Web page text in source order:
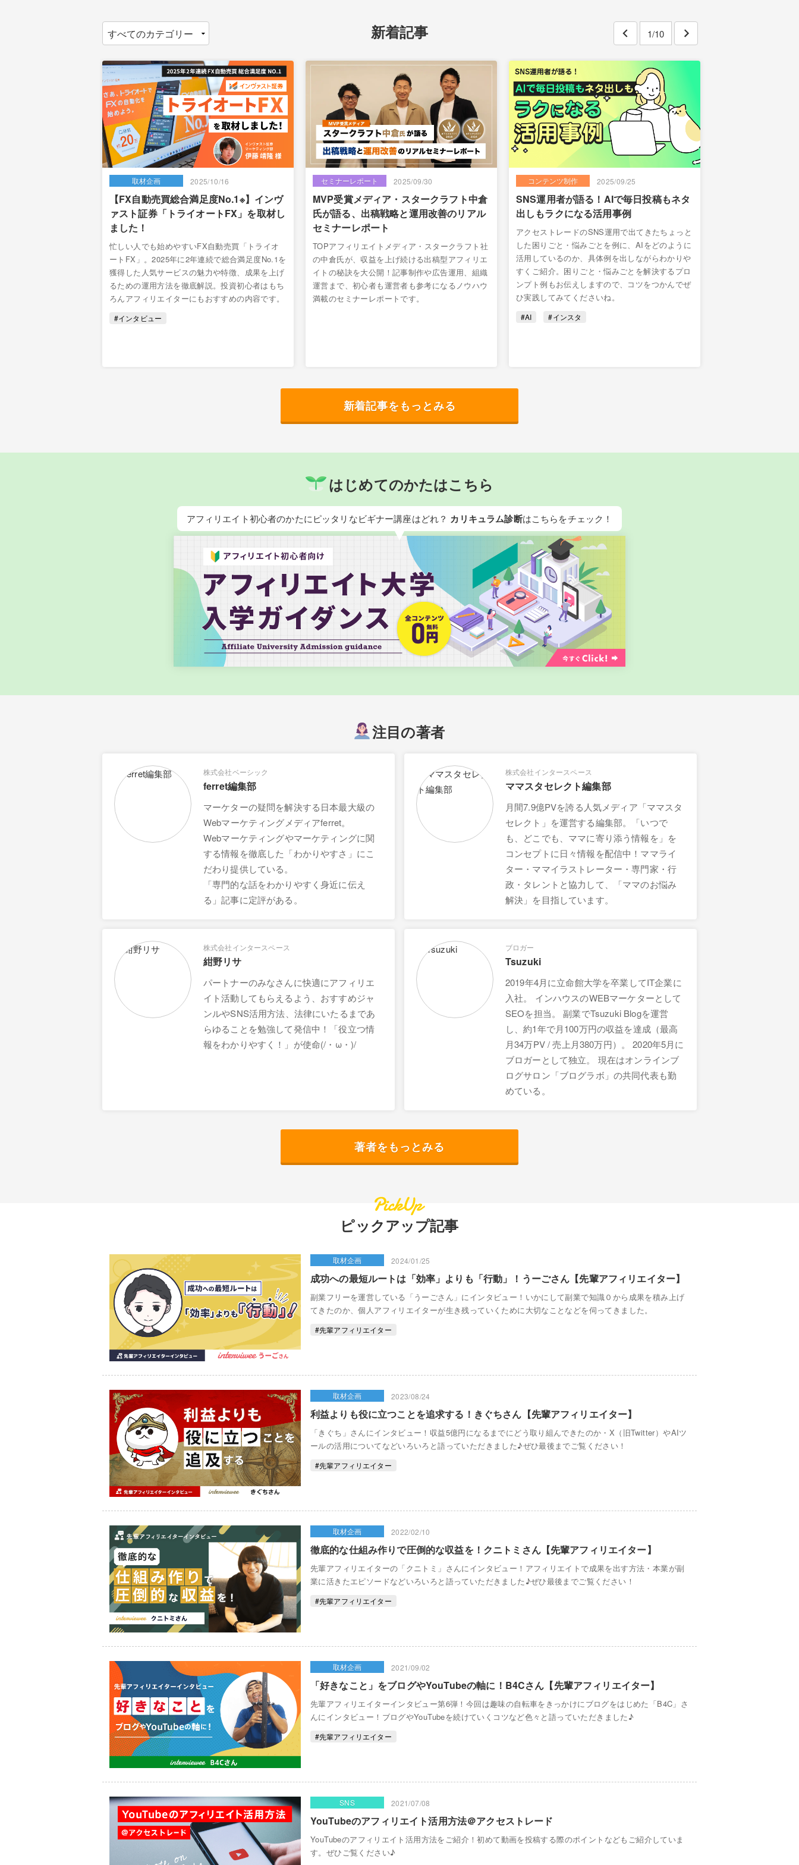
新着記事
取材企画 2025/10/16
【FX自動売買総合満足度No.1※】インヴ
ァスト証券「トライオートFX」を取材し
ました！
忙しい人でも始めやすいFX自動売買「トライオ
ートFX」。2025年に2年連続で総合満足度No.1を
獲得した人気サービスの魅力や特徴、成果を上げ
るための運用方法を徹底解説。投資初心者はもち
ろんアフィリエイターにもおすすめの内容です。
#インタビュー
セミナーレポート 2025/09/30
MVP受賞メディア・スタークラフト中倉
氏が語る、出稿戦略と運用改善のリアル
セミナーレポート
TOPアフィリエイトメディア・スタークラフト社
の中倉氏が、収益を上げ続ける出稿型アフィリエ
イトの秘訣を大公開！記事制作や広告運用、組織
運営まで、初心者も運営者も参考になるノウハウ
満載のセミナーレポートです。
コンテンツ制作 2025/09/25
SNS運用者が語る！AIで毎日投稿もネタ
出しもラクになる活用事例
アクセストレードのSNS運用で出てきたちょっと
した困りごと・悩みごとを例に、AIをどのように
活用しているのか、具体例を出しながらわかりや
すくご紹介。困りごと・悩みごとを解決するプロ
ンプト例もお伝えしますので、コツをつかんでぜ
ひ実践してみてくださいね。
#AI #インスタ
1/10
1/10
新着記事をもっとみる
はじめてのかたはこちら
アフィリエイト初心者のかたにピッタリなビギナー講座はどれ？ カリキュラム診断はこちらをチェック！
注目の著者
株式会社ベーシック
ferret編集部
マーケターの疑問を解決する日本最大級の
Webマーケティングメディアferret。
Webマーケティングやマーケティングに関
する情報を徹底した「わかりやすさ」にこ
だわり提供している。
「専門的な話をわかりやすく身近に伝え
る」記事に定評がある。
株式会社インタースペース
ママスタセレクト編集部
月間7.9億PVを誇る人気メディア「ママスタ
セレクト」を運営する編集部。「いつで
も、どこでも、ママに寄り添う情報を」を
コンセプトに日々情報を配信中！ママライ
ター・ママイラストレーター・専門家・行
政・タレントと協力して、「ママのお悩み
解決」を目指しています。
株式会社インタースペース
紺野リサ
パートナーのみなさんに快適にアフィリエ
イト活動してもらえるよう、おすすめジャ
ンルやSNS活用方法、法律にいたるまであ
らゆることを勉強して発信中！「役立つ情
報をわかりやすく！」が使命(/・ω・)/
ブロガー
Tsuzuki
2019年4月に立命館大学を卒業してIT企業に
入社。 インハウスのWEBマーケターとして
SEOを担当。 副業でTsuzuki Blogを運営
し、約1年で月100万円の収益を達成（最高
月34万PV / 売上月380万円）。 2020年5月に
ブロガーとして独立。 現在はオンラインブ
ログサロン「ブログラボ」の共同代表も勤
めている。
著者をもっとみる
ピックアップ記事
取材企画 2024/01/25
成功への最短ルートは「効率」よりも「行動」！うーごさん【先輩アフィリエイター】
副業フリーを運営している「うーごさん」にインタビュー！いかにして副業で知識０から成果を積み上げ
てきたのか、個人アフィリエイターが生き残っていくために大切なことなどを伺ってきました。
#先輩アフィリエイター
取材企画 2023/08/24
利益よりも役に立つことを追求する！きぐちさん【先輩アフィリエイター】
「きぐち」さんにインタビュー！収益5億円になるまでにどう取り組んできたのか・X（旧Twitter）やAIツ
ールの活用についてなどいろいろと語っていただきました♪ぜひ最後までご覧ください！
#先輩アフィリエイター
取材企画 2022/02/10
徹底的な仕組み作りで圧倒的な収益を！クニトミさん【先輩アフィリエイター】
先輩アフィリエイターの「クニトミ」さんにインタビュー！アフィリエイトで成果を出す方法・本業が副
業に活きたエピソードなどいろいろと語っていただきました♪ぜひ最後までご覧ください！
#先輩アフィリエイター
取材企画 2021/09/02
「好きなこと」をブログやYouTubeの軸に！B4Cさん【先輩アフィリエイター】
先輩アフィリエイターインタビュー第6弾！今回は趣味の自転車をきっかけにブログをはじめた「B4C」さ
んにインタビュー！ブログやYouTubeを続けていくコツなど色々と語っていただきました♪
#先輩アフィリエイター
SNS 2021/07/08
YouTubeのアフィリエイト活用方法＠アクセストレード
YouTubeのアフィリエイト活用方法をご紹介！初めて動画を投稿する際のポイントなどもご紹介していま
す。ぜひご覧ください♪